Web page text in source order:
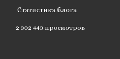
Статистика блога
2 302 443 просмотров